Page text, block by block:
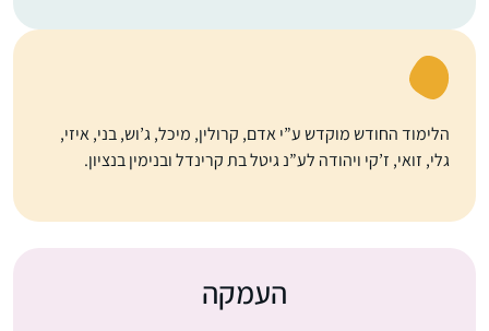
הלימוד החודש מוקדש ע”י אדם, קרולין, מיכל, ג’וש, בני, איזי,
גלי, זואי, ז’קי ויהודה לע”נ גיטל בת קרינדל ובנימין בנציון.
העמקה